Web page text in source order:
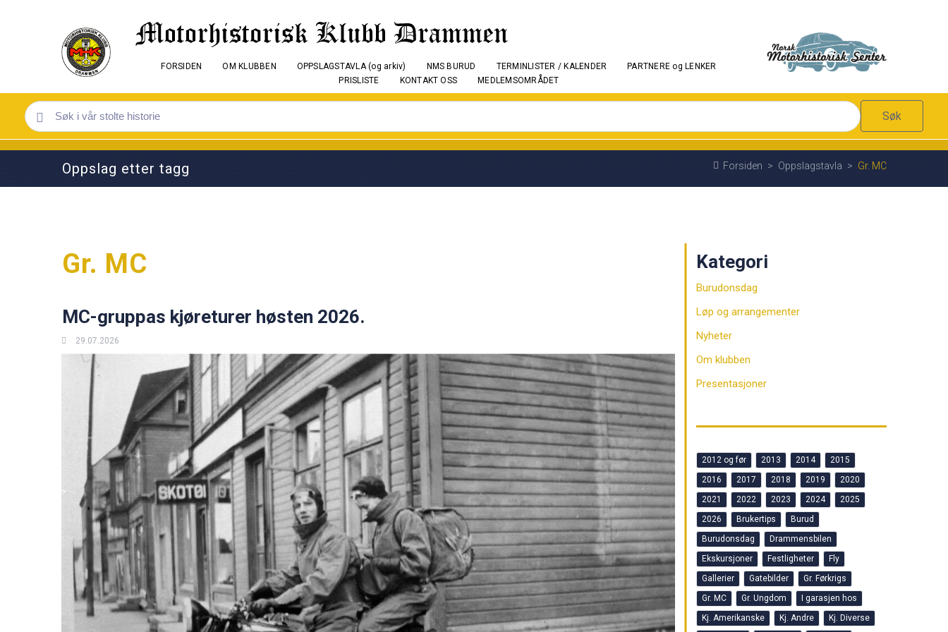
FORSIDEN OM KLUBBEN OPPSLAGSTAVLA (og arkiv) NMS BURUD TERMINLISTER / KALENDER
PARTNERE og LENKER
PRISLISTE
KONTAKT OSS MEDLEMSOMRÅDET
Søk
Oppslag etter tagg Forsiden > Oppslagstavla > Gr. MC
Gr. MC
MC-gruppas kjøreturer høsten 2026.
29.07.2026
Kategori
Burudonsdag
Løp og arrangementer
Nyheter
Om klubben
Presentasjoner
2012 og før 2013 2014
2015
2016
2017 2018 2019
2020
2021
2022 2023 2024
2025
2026
Brukertips
Burud
Burudonsdag
Drammensbilen
Ekskursjoner
Festligheter
Fly
Gallerier
Gatebilder
Gr. Førkrigs
Gr. MC
Gr. Ungdom
I garasjen hos
Kj. Amerikanske
Kj. Andre Kj. Diverse